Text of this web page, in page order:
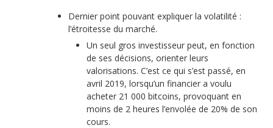
Dernier point pouvant expliquer la volatilité :
l’étroitesse du marché.
Un seul gros investisseur peut, en fonction
de ses décisions, orienter leurs
valorisations. C’est ce qui s’est passé, en
avril 2019, lorsqu’un financier a voulu
acheter 21 000 bitcoins, provoquant en
moins de 2 heures l’envolée de 20% de son
cours.